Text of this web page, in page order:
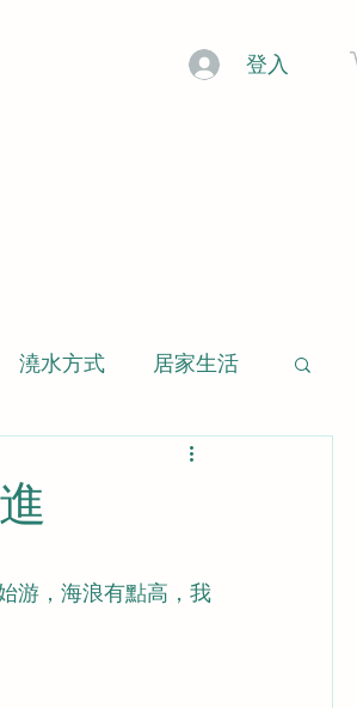
登入
澆水方式 居家生活
游，海浪有點高，我